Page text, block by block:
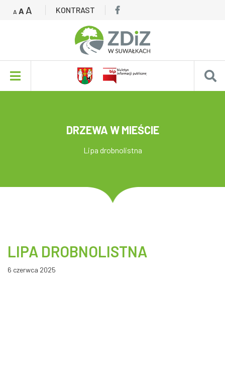
A A A KONTRAST
DRZEWA W MIEŚCIE
Lipa drobnolistna
LIPA DROBNOLISTNA
6 czerwca 2025